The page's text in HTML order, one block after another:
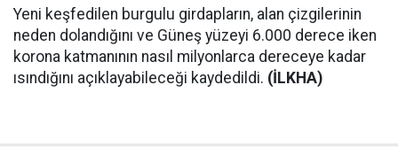
Yeni keşfedilen burgulu girdapların, alan çizgilerinin
neden dolandığını ve Güneş yüzeyi 6.000 derece iken
korona katmanının nasıl milyonlarca dereceye kadar
ısındığını açıklayabileceği kaydedildi. (İLKHA)